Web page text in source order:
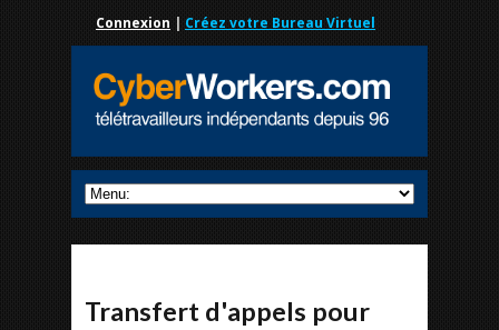
Connexion | Créez votre Bureau Virtuel
Transfert d'appels pour